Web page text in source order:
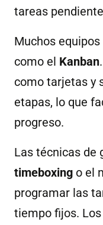
tareas
Muchos
como el Kanban
como tarjetas y
etapas, lo que
progreso.
Las técnicas de
timeboxing o el
programar las
tiempo fijos.